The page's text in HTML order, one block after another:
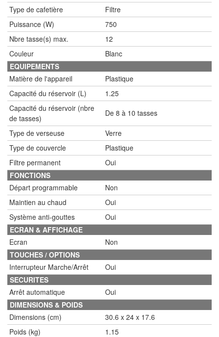
Type de cafetière
Filtre
Puissance (W)
750
Nbre tasse(s) max.
12
Couleur
Blanc
EQUIPEMENTS
Matière de l'appareil
Plastique
Capacité du réservoir (L)
1.25
Capacité du réservoir (nbre
de tasses)
De 8 à 10 tasses
Type de verseuse
Verre
Type de couvercle
Plastique
Filtre permanent
Oui
FONCTIONS
Départ programmable
Non
Maintien au chaud
Oui
Système anti-gouttes
Oui
ECRAN & AFFICHAGE
Ecran
Non
TOUCHES / OPTIONS
Interrupteur Marche/Arrêt
Oui
SECURITES
Arrêt automatique
Oui
DIMENSIONS & POIDS
Dimensions (cm)
30.6 x 24 x 17.6
Poids (kg)
1.15